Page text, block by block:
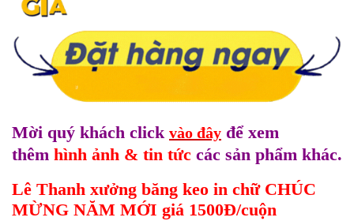
Mời quý khách click vào đây để xem
thêm hình ảnh & tin tức các sản phẩm khác.
Lê Thanh xưởng băng keo in chữ CHÚC
MỪNG NĂM MỚI giá 1500Đ/cuộn